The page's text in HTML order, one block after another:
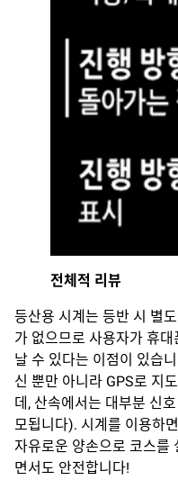
전체적 리뷰
등산용 시계는 등반 시 별
가 없으므로 사용자가 휴
날 수 있다는 이점이 있습
신 뿐만 아니라 GPS로 지
데, 산속에서는 대부분 신
모됩니다). 시계를 이용하
자유로운 양손으로 코스를
면서도 안전합니다!